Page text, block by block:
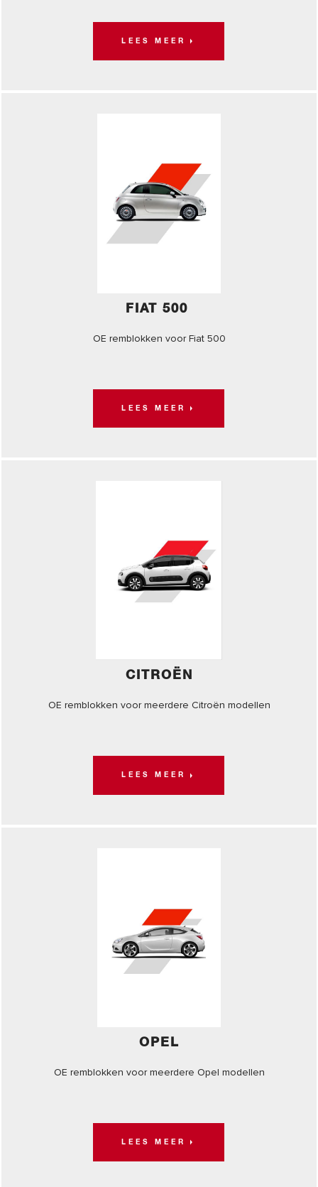
LEES MEER
FIAT 500
OE remblokken voor Fiat 500
LEES MEER
CITROËN
OE remblokken voor meerdere Citroën modellen
LEES MEER
OPEL
OE remblokken voor meerdere Opel modellen
LEES MEER